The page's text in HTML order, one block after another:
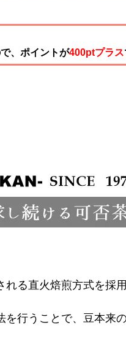
、ポイントが400ptプラス
る直火焙煎方式を採用
行うことで、豆本来